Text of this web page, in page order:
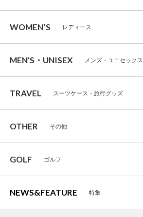
WOMEN’S レディース
MEN'S・UNISEX メンズ・ユニセックス
TRAVEL スーツケース・旅行グッズ
OTHER その他
GOLF ゴルフ
NEWS&FEATURE 特集